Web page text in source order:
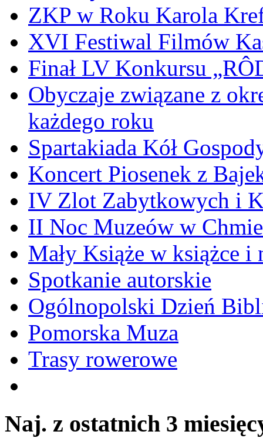
ZKP w Roku Karola
XVI Festiwal Filmów
Finał LV Konkursu
Obyczaje związane z
każdego roku
Spartakiada Kół
Koncert Piosenek z
IV Zlot Zabytkowych i
II Noc Muzeów w
Mały Książe w książce i
Spotkanie autorskie
Ogólnopolski Dzień
Pomorska Muza
Trasy rowerowe
Naj. z ostatnich 3